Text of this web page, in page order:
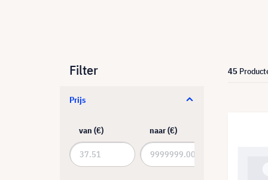
Filter
Prijs
van (€) naar (€)
45